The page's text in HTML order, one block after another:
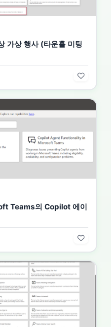
가상 행사 (타운홀 미팅
Teams의 Copilot 에이